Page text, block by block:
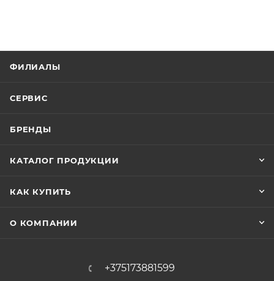
ФИЛИАЛЫ
СЕРВИС
БРЕНДЫ
КАТАЛОГ ПРОДУКЦИИ
КАК КУПИТЬ
О КОМПАНИИ
+375173881599